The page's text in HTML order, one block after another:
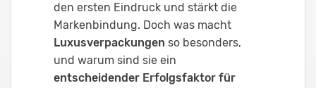
den ersten Eindruck und stärkt die
Markenbindung. Doch was macht
Luxusverpackungen so besonders,
und warum sind sie ein
entscheidender Erfolgsfaktor für